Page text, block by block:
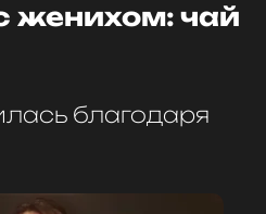
женихом: чай
благодаря